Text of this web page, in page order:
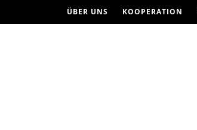
ÜBER UNS KOOPERATION